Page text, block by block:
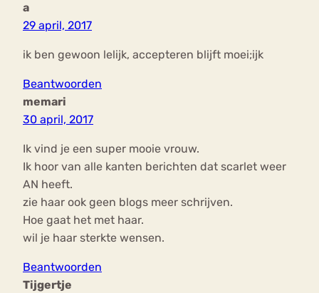
a
29 april, 2017
ik ben gewoon lelijk, accepteren blijft moei;ijk
Beantwoorden
memari
30 april, 2017
Ik vind je een super mooie vrouw.
Ik hoor van alle kanten berichten dat scarlet weer
AN heeft.
zie haar ook geen blogs meer schrijven.
Hoe gaat het met haar.
wil je haar sterkte wensen.
Beantwoorden
Tijgertje